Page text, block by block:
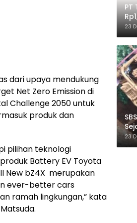
dari upaya mendukung
Net Zero Emission di
Challenge 2050 untuk
produk dan
pilihan teknologi
Battery EV Toyota
New bZ4X merupakan
ever-better cars
ramah lingkungan,” kata
PT
23
23